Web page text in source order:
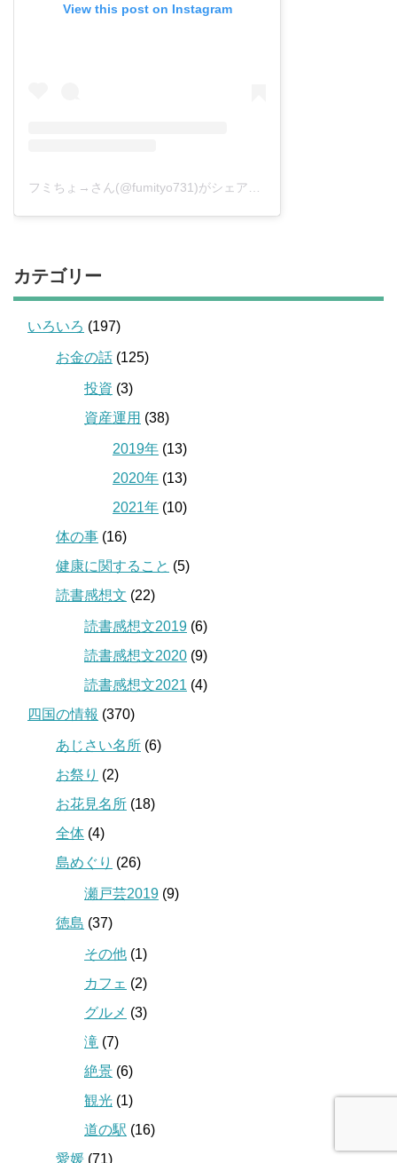
View this post on Instagram
フミちょ→さん(@fumityo731)がシェアした投稿
カテゴリー
いろいろ (197)
お金の話 (125)
投資 (3)
資産運用 (38)
2019年 (13)
2020年 (13)
2021年 (10)
体の事 (16)
健康に関すること (5)
読書感想文 (22)
読書感想文2019 (6)
読書感想文2020 (9)
読書感想文2021 (4)
四国の情報 (370)
あじさい名所 (6)
お祭り (2)
お花見名所 (18)
全体 (4)
島めぐり (26)
瀬戸芸2019 (9)
徳島 (37)
その他 (1)
カフェ (2)
グルメ (3)
滝 (7)
絶景 (6)
観光 (1)
道の駅 (16)
愛媛 (71)